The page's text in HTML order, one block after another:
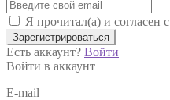
Я прочитал(а) и согласен с
Зарегистрироваться
Есть аккаунт? Войти
Войти в аккаунт
E-mail